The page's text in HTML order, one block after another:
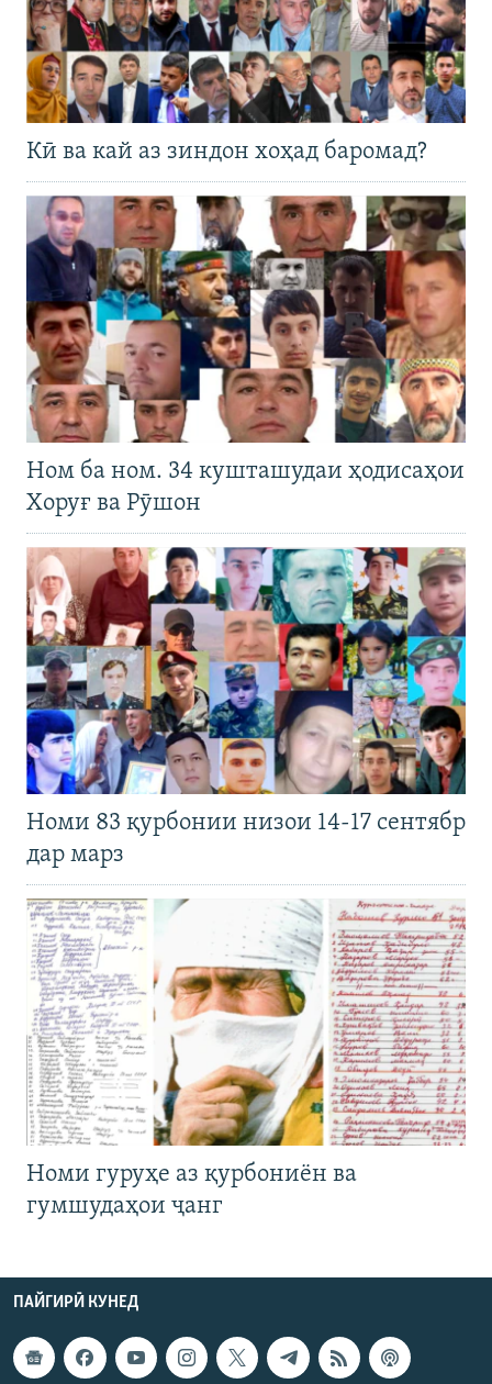
Кӣ ва кай аз зиндон хоҳад баромад?
Ном ба ном. 34 кушташудаи ҳодисаҳои
Хоруғ ва Рӯшон
Номи 83 қурбонии низои 14-17 сентябр
дар марз
Номи гуруҳе аз қурбониён ва
гумшудаҳои ҷанг
ПАЙГИРӢ КУНЕД